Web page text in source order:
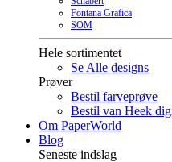
Fontana Grafica
SOM
Hele sortimentet
Se Alle designs
Prøver
Bestil farveprøve
Bestil van Heek
Om PaperWorld
Blog
Seneste indslag